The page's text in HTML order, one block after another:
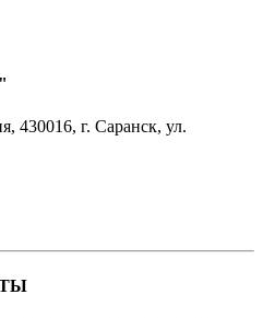
430016, г. Саранск, ул.